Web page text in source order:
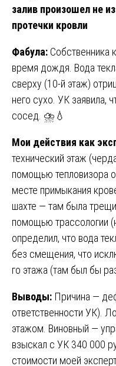
залив произошел не
протечки кровли
Фабула: Собственника
время дождя. Вода
сверху (10-й этаж)
него сухо. УК заявила,
сосед. ⛈️💧
Мои действия как
технический этаж
помощью тепловизора
месте примыкания
шахте — там была
помощью трассологии
определил, что вода
без смещения, что
го этажа (там был бы
Выводы: Причина —
ответственности УК).
этажом. Виновный —
взыскал с УК 340 000
стоимости моей